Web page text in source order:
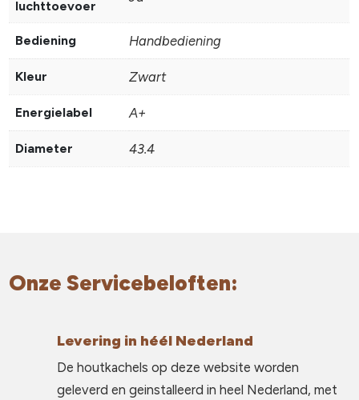
luchttoevoer
Bediening Handbediening
Kleur Zwart
Energielabel A+
Diameter 43.4
Onze Servicebeloften:
Levering in héél Nederland
De houtkachels op deze website worden
geleverd en geinstalleerd in heel Nederland, met